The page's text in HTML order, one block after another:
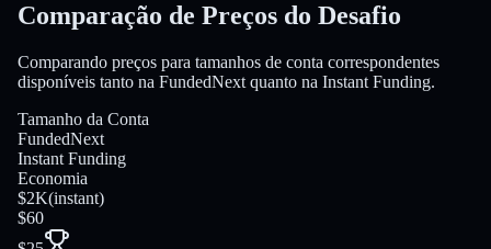
Comparação de Preços do Desafio
Comparando preços para tamanhos de conta correspondentes
disponíveis tanto na FundedNext quanto na Instant Funding.
Tamanho da Conta
FundedNext
Instant Funding
Economia
$2K(instant)
$60